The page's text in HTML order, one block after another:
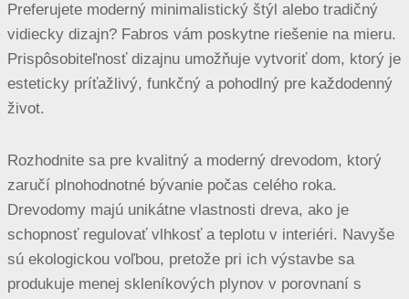
Preferujete moderný minimalistický štýl alebo tradičný
vidiecky dizajn? Fabros vám poskytne riešenie na mieru.
Prispôsobiteľnosť dizajnu umožňuje vytvoriť dom, ktorý je
esteticky príťažlivý, funkčný a pohodlný pre každodenný
život.
Rozhodnite sa pre kvalitný a moderný drevodom, ktorý
zaručí plnohodnotné bývanie počas celého roka.
Drevodomy majú unikátne vlastnosti dreva, ako je
schopnosť regulovať vlhkosť a teplotu v interiéri. Navyše
sú ekologickou voľbou, pretože pri ich výstavbe sa
produkuje menej skleníkových plynov v porovnaní s